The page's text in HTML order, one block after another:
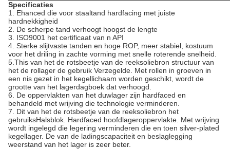
Specificaties
1. Ehanced die voor staaltand hardfacing met juiste
hardnekkigheid
2. De scherpe tand verhoogt hoogst de lengte
3. ISO9001 het certificaat van n API
4. Sterke slijtvaste tanden en hoge ROP, meer stabiel, kostuum
voor het driling in zachte vorming met snelle roterende snelheid.
5.This van het de rotsbeetje van de reeksoliebron structuur van
het de rollager de gebruik Verzegelde. Met rollen in groeven in
een nis gezet in het kegellichaam worden geschikt, wordt de
grootte van het lagerdagboek dat verhoogd.
6. De oppervlakten van het duwlager zijn hardfaced en
behandeld met wrijving die technologie verminderen.
7. Dit van het de rotsbeetje van de reeksoliebron het
gebruiksHalsblok. Hardfaced hoofdlageroppervlakte. Met wrijving
wordt ingelegd die legering verminderen die en toen silver-plated
kegellager. De van de ladingscapaciteit en beslaglegging
weerstand van het lager is zeer beter.